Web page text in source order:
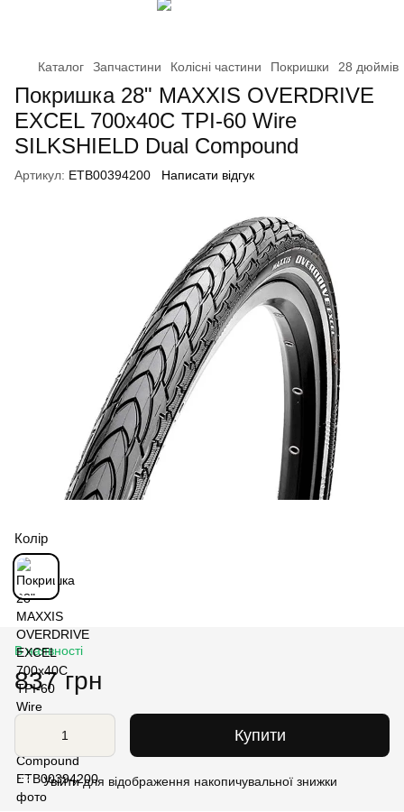
Каталог Запчастини Колісні частини Покришки 28 дюймів
Покришка 28" MAXXIS OVERDRIVE
EXCEL 700x40C TPI-60 Wire
SILKSHIELD Dual Compound
Артикул: ETB00394200 Написати відгук
Колір
В наявності
837 грн
Купити
% Увійтидля відображення накопичувальної знижки